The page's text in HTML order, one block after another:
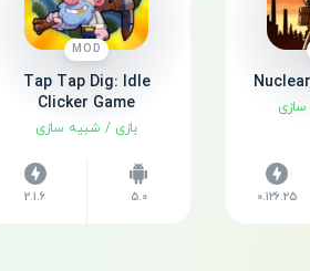
0.126.25
MOD
Tap Tap Dig: Idle
Clicker Game
بازی / شبیه سازی
5.0
2.1.6